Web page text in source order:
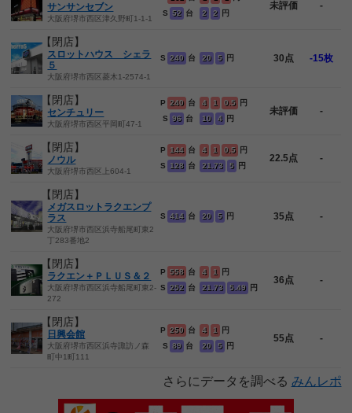
サンサンセブン
大阪府堺市西区津久野町1-1-1
S
52 台
2
2 円
未評価 -
【閉店】
スロットハウス シェラ
５
大阪府堺市西区菱木1-2574-1
S 240 台 20 5 円 30点 -15枚
【閉店】
センチュリー
大阪府堺市西区平岡町47-1
P 240 台
S 96 台
4 1 0.5 円
10
4 円
未評価 -
【閉店】
ノウル
大阪府堺市西区上604-1
P 144 台
S
128 台
4 1 0.5 円
21.73
5 円
22.5点 -
【閉店】
メガスロットラクエンプ
ラス
大阪府堺市西区浜寺船尾町東2
丁283番地2
S 414 台 20 5 円 35点 -
【閉店】
ラクエン＋ＰＬＵＳ＆２
大阪府堺市西区浜寺船尾町東2-
272
P 558 台
S
252 台
4 1
円
21.73
5.49 円
36点 -
【閉店】
日興会館
大阪府堺市西区浜寺諏訪ノ森
町中1町111
P 250 台
S 89 台
4 1
円
20
5 円
55点 -
さらにデータを調べる みんレポ